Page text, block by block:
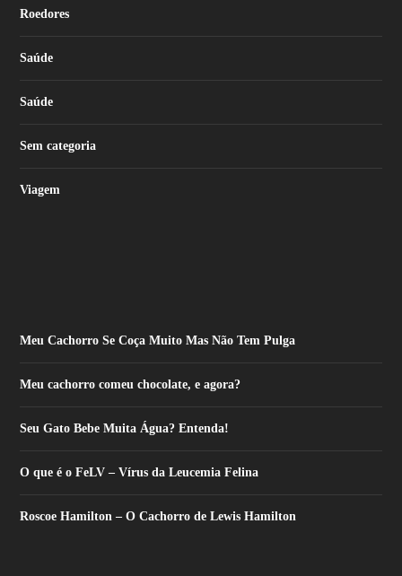
Roedores
Saúde
Saúde
Sem categoria
Viagem
Meu Cachorro Se Coça Muito Mas Não Tem Pulga
Meu cachorro comeu chocolate, e agora?
Seu Gato Bebe Muita Água? Entenda!
O que é o FeLV – Vírus da Leucemia Felina
Roscoe Hamilton – O Cachorro de Lewis Hamilton